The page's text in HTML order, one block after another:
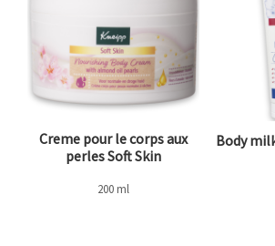
Creme pour le corps aux
perles Soft Skin
200 ml
Body